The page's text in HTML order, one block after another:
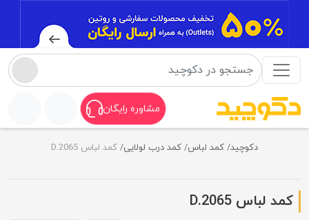
مشاوره رایگان
دکوچید کمد لباس کمد درب لولایی کمد لباس D.2065
کمد لباس D.2065